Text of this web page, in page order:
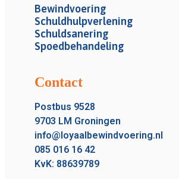
Bewindvoering
Schuldhulpverlening
Schuldsanering
Spoedbehandeling
Contact
Postbus 9528
9703 LM Groningen
info@loyaalbewindvoering.nl
085 016 16 42
KvK: 88639789